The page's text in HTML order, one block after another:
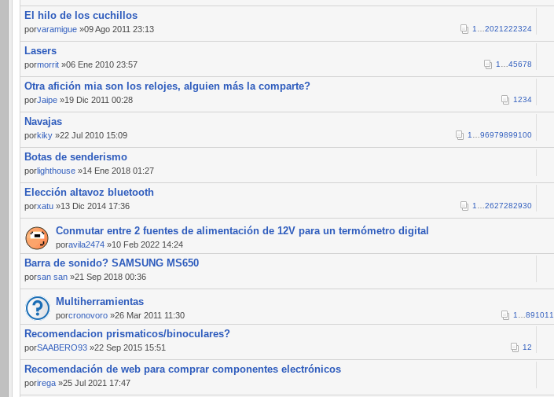
El hilo de los cuchillos
porvaramigue »09 Ago 2011 23:13 1 2021222324
Lasers
pormorrit »06 Ene 2010 23:57 1 45678
Otra afición mia son los relojes, alguien más la comparte?
porJaipe »19 Dic 2011 00:28 1234
Navajas
porkiky »22 Jul 2010 15:09 1 96979899100
Botas de senderismo
porlighthouse »14 Ene 2018 01:27
Elección altavoz bluetooth
porxatu »13 Dic 2014 17:36 1 2627282930
Conmutar entre 2 fuentes de alimentación de 12V para un termómetro digital
poravila2474 »10 Feb 2022 14:24
Barra de sonido? SAMSUNG MS650
porsan san »21 Sep 2018 00:36
Multiherramientas
porcronovoro »26 Mar 2011 11:30 1 891011
Recomendacion prismaticos/binoculares?
porSAABERO93 »22 Sep 2015 15:51 12
Recomendación de web para comprar componentes electrónicos
porirega »25 Jul 2021 17:47